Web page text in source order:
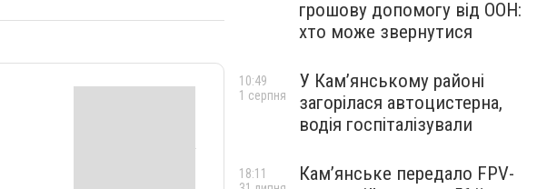
грошову допомогу від ООН:
хто може звернутися
У Кам’янському районі
загорілася автоцистерна,
водія госпіталізували
10:49
1 серпня
Кам’янське передало FPV-
18:11